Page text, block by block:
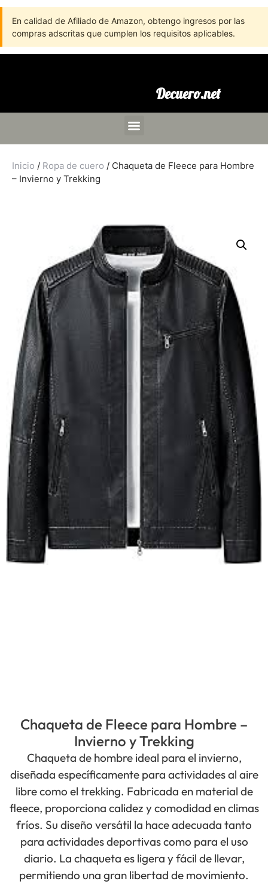
En calidad de Afiliado de Amazon, obtengo ingresos por las
compras adscritas que cumplen los requisitos aplicables.
Decuero.net
Inicio / Ropa de cuero / Chaqueta de Fleece para Hombre
– Invierno y Trekking
Chaqueta de Fleece para Hombre –
Invierno y Trekking
Chaqueta de hombre ideal para el invierno,
diseñada específicamente para actividades al aire
libre como el trekking. Fabricada en material de
fleece, proporciona calidez y comodidad en climas
fríos. Su diseño versátil la hace adecuada tanto
para actividades deportivas como para el uso
diario. La chaqueta es ligera y fácil de llevar,
permitiendo una gran libertad de movimiento.